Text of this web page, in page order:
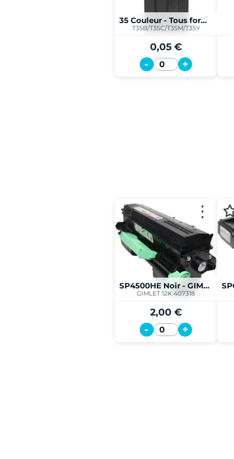
35 Couleur - Tous formats
T35B/T35C/T35M/T35Y
0,05 €
-
Quantité
+
⋮
SP4500HE Noir - GIMLET 12K
GIMLET 12K 407318
2,00 €
-
Quantité
+